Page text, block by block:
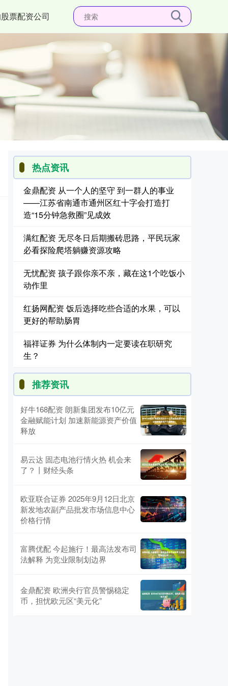
票配资公司
热点资讯
金鼎配资 从一个人的坚守 到一群人的事业
——江苏省南通市通州区红十字会打造打
造“15分钟急救圈”见成效
满红配资 无尽冬日后期搬砖思路，平民玩家
必看探险爬塔躺赚资源攻略
无忧配资 孩子跟你亲不亲，藏在这1个吃饭小
动作里
红扬网配资 饭后选择吃些合适的水果，可以
更好的帮助肠胃
福祥证券 为什么体制内一定要读在职研究
生？
推荐资讯
好牛168配资 朗新集团发布10亿元
金融赋能计划 加速新能源资产价值
释放
易云达 固态电池行情火热 机会来
了？丨财经头条
欧亚联合证券 2025年9月12日北京
新发地农副产品批发市场信息中心
价格行情
富腾优配 今起施行！最高法发布司
法解释 为竞业限制划边界
金鼎配资 欧洲央行官员警惕稳定
币，担忧欧元区“美元化”